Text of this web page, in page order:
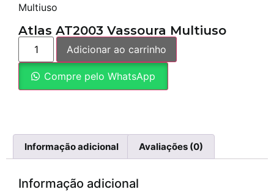
Multiuso
Atlas AT2003 Vassoura Multiuso
Adicionar ao carrinho
Compre pelo WhatsApp
Informação adicional Avaliações (0)
Informação adicional